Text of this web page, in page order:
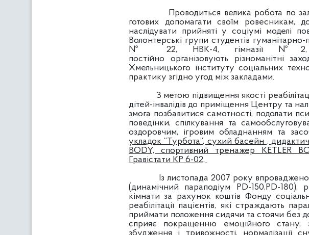
Проводиться велика робота по
готових допомагати своїм ровесникам,
наслідувати прийняті у соціумі моделі
Волонтерські групи студентів
№ 22, НВК-4, гімназії №2,
постійно організовують різноманітні
Хмельницького інституту соціальних
практику згідно угод між закладами.
З метою підвищення якості
дітей-інвалідів до приміщення Центру та
змога позбавитися самотності, подолати
поведінки, спілкування та
оздоровчим, ігровим обладнанням та
укладок “Турбота”, сухий басейн ,
BODY, спортивний тренажер KETLER
Гравістати КР 6-02,
Із листопада 2007 року впроваджено
(динамічний параподіум РD-150,РD-180),
кімнати за рахунок коштів Фонду
реабілітації пацієнтів, які страждають
приймати положення сидячи та стоячи без
сприяє покращенню емоційного стану,